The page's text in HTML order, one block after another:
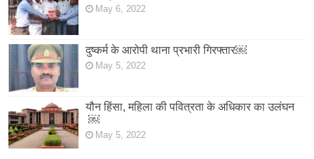
May 6, 2022
दुष्कर्म के आरोपी थाना प्रभारी गिरफ्तार￼
May 5, 2022
यौन हिंसा, महिला की पवित्रता के अधिकार का उलंघन
￼
May 5, 2022